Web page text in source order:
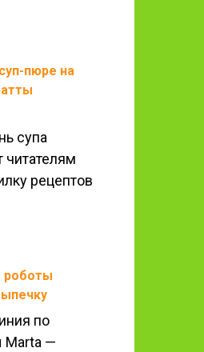
пюре на
супа
читателям
рецептов
роботы
по
Marta —